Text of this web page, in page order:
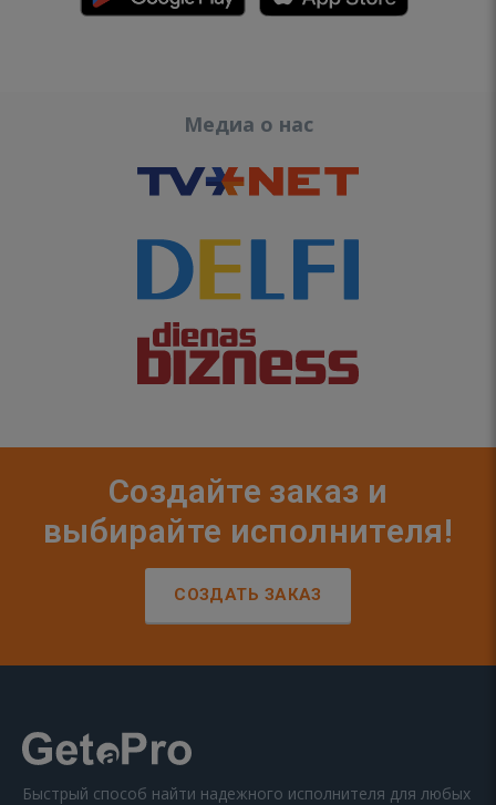
Медиа о нас
Создайте заказ и
выбирайте исполнителя!
СОЗДАТЬ ЗАКАЗ
Быстрый способ найти надежного исполнителя для любых